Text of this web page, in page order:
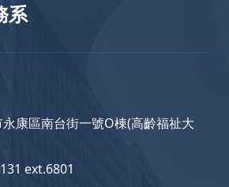
系
康區南台街一號O棟(高齡福祉大
ext.6801